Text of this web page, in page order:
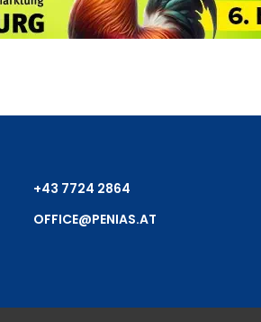
+43 7724 2864
OFFICE@PENIAS.AT